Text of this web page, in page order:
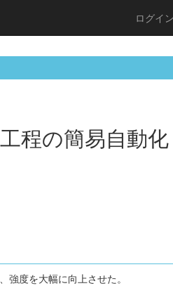
ログイン
程の簡易自動化
強度を大幅に向上させた。